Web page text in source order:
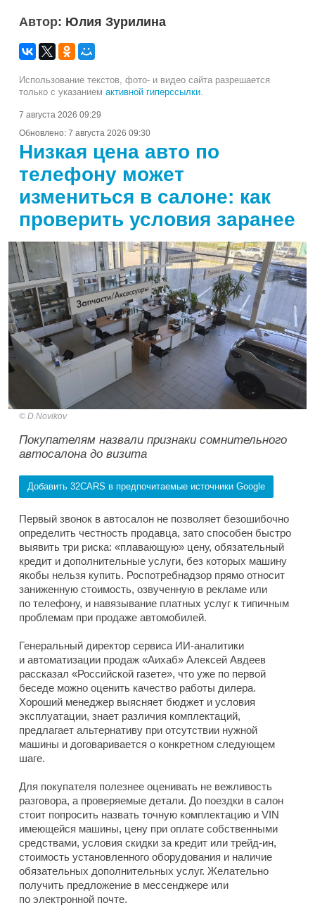
Автор: Юлия Зурилина
Использование текстов, фото- и видео сайта разрешается
только с указанием активной гиперссылки
7 августа 2026 09:29
Обновлено: 7 августа 2026 09:30
Низкая цена авто по
телефону может
измениться в салоне: как
проверить условия заранее
D.Novikov
Покупателям назвали признаки сомнительного
автосалона до визита
Добавить 32CARS в предпочитаемые источники Google
Первый звонок в автосалон не позволяет безошибочно
определить честность продавца, зато способен быстро
выявить три риска: «плавающую» цену, обязательный
кредит и дополнительные услуги, без которых машину
якобы нельзя купить. Роспотребнадзор прямо относит
заниженную стоимость, озвученную в рекламе или
по телефону, и навязывание платных услуг к типичным
проблемам при продаже автомобилей.
Генеральный директор сервиса ИИ-аналитики
и автоматизации продаж «Аихаб» Алексей Авдеев
рассказал «Российской газете», что уже по первой
беседе можно оценить качество работы дилера.
Хороший менеджер выясняет бюджет и условия
эксплуатации, знает различия комплектаций,
предлагает альтернативу при отсутствии нужной
машины и договаривается о конкретном следующем
шаге.
Для покупателя полезнее оценивать не вежливость
разговора, а проверяемые детали. До поездки в салон
стоит попросить назвать точную комплектацию и VIN
имеющейся машины, цену при оплате собственными
средствами, условия скидки за кредит или трейд-ин,
стоимость установленного оборудования и наличие
обязательных дополнительных услуг. Желательно
получить предложение в мессенджере или
по электронной почте.